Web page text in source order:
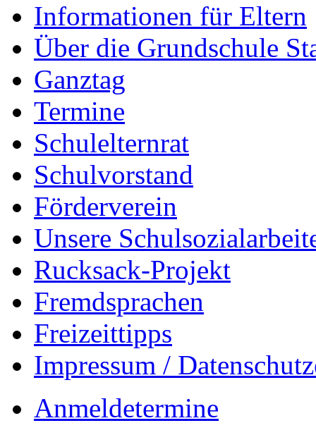
Informationen für Eltern
Über die Grundschule
Ganztag
Termine
Schulelternrat
Schulvorstand
Förderverein
Unsere
Rucksack-Projekt
Fremdsprachen
Freizeittipps
Impressum /
Anmeldetermine